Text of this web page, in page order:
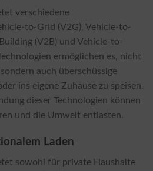
verschiedene
to-Grid (V2G), Vehicle-to-
(V2B) und Vehicle-to-
ermöglichen es, nicht
auch überschüssige
ins eigene Zuhause zu speisen.
dieser Technologien können
und die Umwelt entlasten.
Laden
sowohl für private Haushalte